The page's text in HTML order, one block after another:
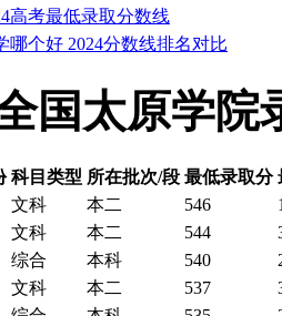
高考最低录取分数线
个好 2024分数线排名对比
国太原学院
科目类型 所在批次/段 最低录取分
文科 本二 546
文科 本二 544
综合 本科 540
文科 本二 537